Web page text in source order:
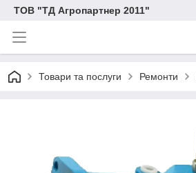
ТОВ "ТД Агропартнер 2011"
Товари та послуги Ремонти